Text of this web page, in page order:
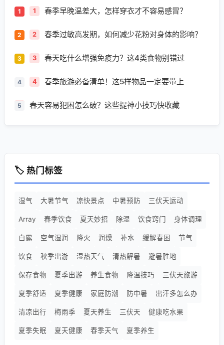
1 春季早晚温差大，怎样穿衣才不容易感冒？
2 春季过敏高发期，如何减少花粉对身体的影响？
3 春天吃什么增强免疫力？这4类食物别错过
4 春季旅游必备清单！这5样物品一定要带上
5 春天容易犯困怎么破？这些提神小技巧快收藏
🏷️ 热门标签
湿气 大暑节气 凉快景点 中暑预防 三伏天运动
Array 春季饮食 夏天妙招 除湿 饮食窍门 身体调理
白露 空气湿润 降火 润燥 补水 缓解春困 节气
饮食 秋季出游 湿热天气 清热解暑 避暑胜地
保存食物 夏季出游 养生食物 降温技巧 三伏天旅游
夏季舒适 夏季健康 家庭防潮 防中暑 出汗多怎么办
清凉出行 梅雨季 夏天养生 三伏天 健康吃水果
夏季失眠 夏天健康 春季天气 夏季养生